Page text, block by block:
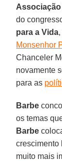
Associação
do
para a Vida
Monsenhor
Chanceler
novamente
para as
Barbe
os temas
Barbe
crescimento
muito mais